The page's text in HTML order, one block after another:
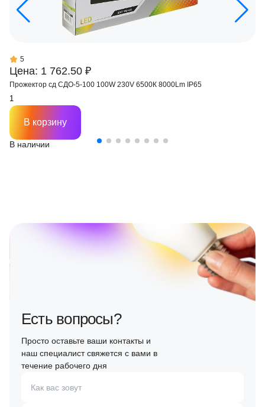
Цена: 1 762.50 ₽
5
Прожектор сд СДО-5-100 100W 230V 6500К 8000Lm IP65
В наличии
В корзину
Есть вопросы?
Просто оставьте ваши контакты и
наш специалист свяжется с вами в
течение рабочего дня
Как вас зовут